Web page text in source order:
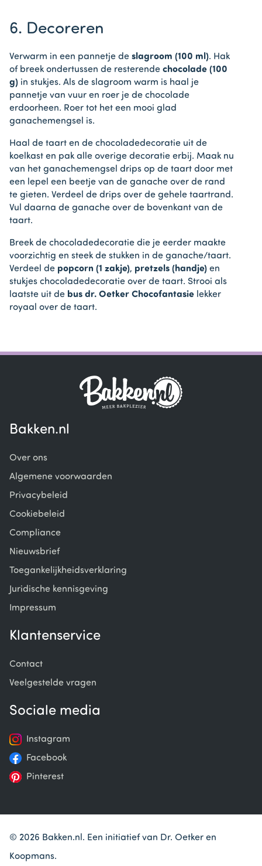
6. Decoreren
Verwarm in een pannetje de slagroom (100 ml). Hak
of breek ondertussen de resterende chocolade (100
g) in stukjes. Als de slagroom warm is haal je
pannetje van vuur en roer je de chocolade
erdoorheen. Roer tot het een mooi glad
ganachemengsel is.
Haal de taart en de chocoladedecoratie uit de
koelkast en pak alle overige decoratie erbij. Maak nu
van het ganachemengsel drips op de taart door met
een lepel een beetje van de ganache over de rand
te gieten. Verdeel de drips over de gehele taartrand.
Vul daarna de ganache over de bovenkant van de
taart.
Breek de chocoladedecoratie die je eerder maakte
voorzichtig en steek de stukken in de ganache/taart.
Verdeel de popcorn (1 zakje), pretzels (handje) en
stukjes chocoladedecoratie over de taart. Strooi als
laatste uit de bus dr. Oetker Chocofantasie lekker
royaal over de taart.
Bakken.nl
Over ons
Algemene voorwaarden
Privacybeleid
Cookiebeleid
Compliance
Nieuwsbrief
Toegankelijkheidsverklaring
Juridische kennisgeving
Impressum
Klantenservice
Contact
Veelgestelde vragen
Sociale media
Instagram
Facebook
Pinterest
© 2026 Bakken.nl. Een initiatief van Dr. Oetker en
Koopmans.